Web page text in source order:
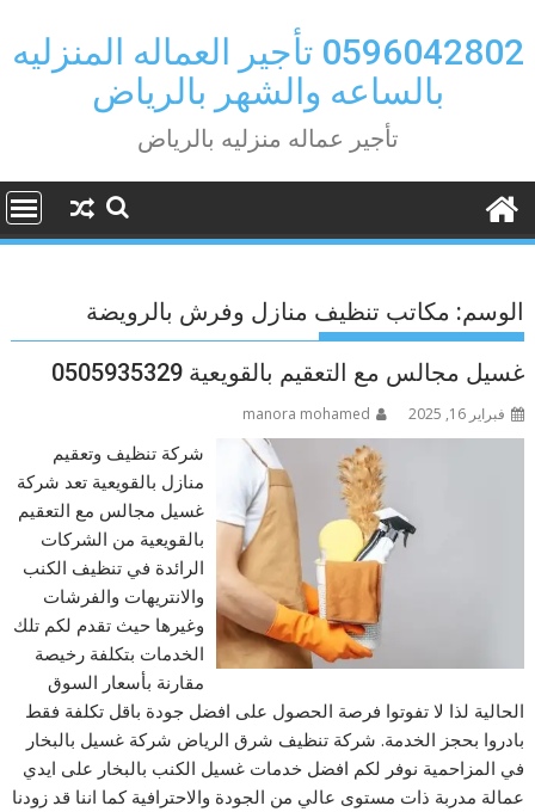
to
content
0596042802 تأجير العماله المنزليه
بالساعه والشهر بالرياض
تأجير عماله منزليه بالرياض
الوسم: مكاتب تنظيف منازل وفرش بالرويضة
غسيل مجالس مع التعقيم بالقويعية 0505935329
فبراير 16, 2025 manora mohamed
شركة تنظيف وتعقيم
منازل بالقويعية تعد شركة
غسيل مجالس مع التعقيم
بالقويعية من الشركات
الرائدة في تنظيف الكنب
والانتريهات والفرشات
وغيرها حيث تقدم لكم تلك
الخدمات بتكلفة رخيصة
مقارنة بأسعار السوق
الحالية لذا لا تفوتوا فرصة الحصول على افضل جودة باقل تكلفة فقط
بادروا بحجز الخدمة. شركة تنظيف شرق الرياض شركة غسيل بالبخار
في المزاحمية نوفر لكم افضل خدمات غسيل الكنب بالبخار على ايدي
عمالة مدربة ذات مستوى عالي من الجودة والاحترافية كما اننا قد زودنا